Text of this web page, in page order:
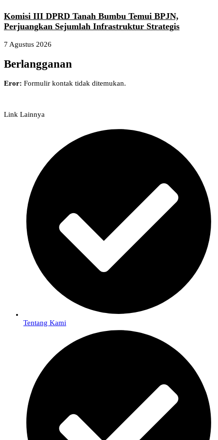
Komisi III DPRD Tanah Bumbu Temui BPJN,
Perjuangkan Sejumlah Infrastruktur Strategis
7 Agustus 2026
Berlangganan
Eror: Formulir kontak tidak ditemukan.
Link Lainnya
Tentang Kami